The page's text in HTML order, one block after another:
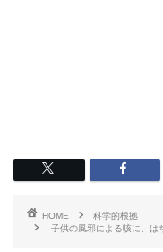
HOME
科学的根拠
子供の風邪による咳に、は